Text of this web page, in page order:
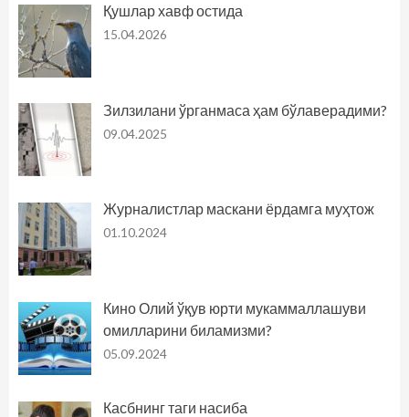
Қушлар хавф остида
15.04.2026
Зилзилани ўрганмаса ҳам бўлаверадими?
09.04.2025
Журналистлар маскани ёрдамга муҳтож
01.10.2024
Кино Олий ўқув юрти мукаммаллашуви
омилларини биламизми?
05.09.2024
Касбнинг таги насиба